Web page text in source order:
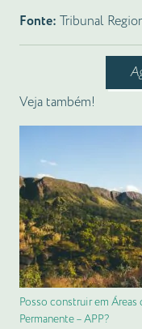
Fonte: Tribunal
Veja também!
Posso construir em Áreas
Permanente – APP?